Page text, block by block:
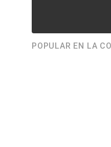
POPULAR EN LA